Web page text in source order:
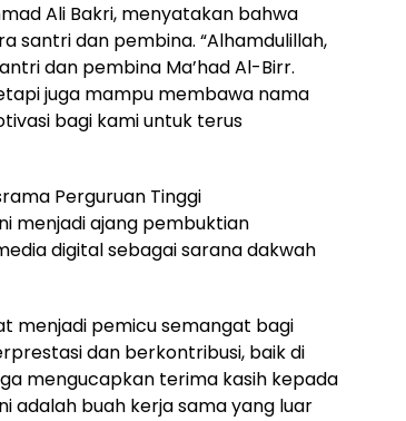
Ali Bakri, menyatakan bahwa
santri dan pembina. “Alhamdulillah,
dan pembina Ma’had Al-Birr.
juga mampu membawa nama
bagi kami untuk terus
Perguruan Tinggi
menjadi ajang pembuktian
digital sebagai sarana dakwah
menjadi pemicu semangat bagi
dan berkontribusi, baik di
mengucapkan terima kasih kepada
adalah buah kerja sama yang luar